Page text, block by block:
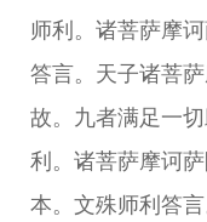
师利。诸菩萨摩
答言。天子诸菩
故。九者满足一
利。诸菩萨摩诃
本。文殊师利答